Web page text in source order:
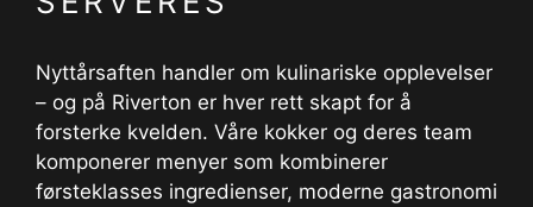
Nyttårsaften handler om kulinariske opplevelser
– og på Riverton er hver rett skapt for å
forsterke kvelden. Våre kokker og deres team
komponerer menyer som kombinerer
førsteklasses ingredienser, moderne gastronomi